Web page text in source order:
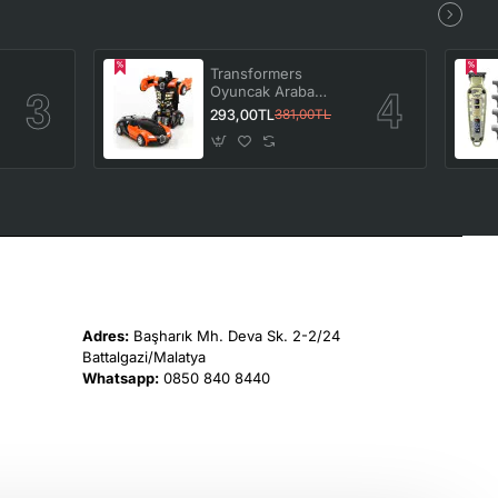
Transformers
Oyuncak Araba
Bumblebee Robota
Dönüşebilen
Turuncu
293,00TL381,00TL
Adres: Başharık Mh. Deva Sk. 2-2/24
Battalgazi/Malatya
Whatsapp: 0850 840 8440